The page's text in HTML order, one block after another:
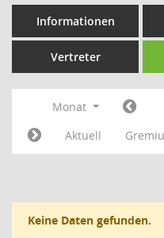
Informationen
Vertreter
Monat
Aktuell
Keine Daten gefunden.